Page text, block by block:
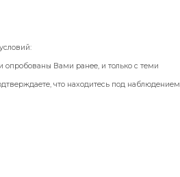
опробованы Вами ранее, и только с теми
что находитесь под наблюдением